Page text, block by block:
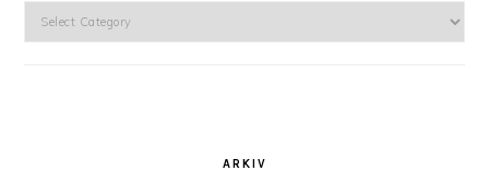
Kategorier
ARKIV